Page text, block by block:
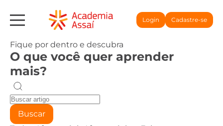
Login Cadastre-se
Fique por dentro e descubra
O que você quer aprender
mais?
Buscar